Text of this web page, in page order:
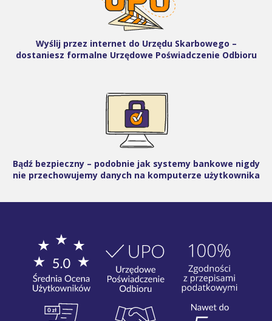
Wyślij przez internet do Urzędu Skarbowego –
dostaniesz formalne Urzędowe Poświadczenie Odbioru
Bądź bezpieczny – podobnie jak systemy bankowe nigdy
nie przechowujemy danych na komputerze użytkownika